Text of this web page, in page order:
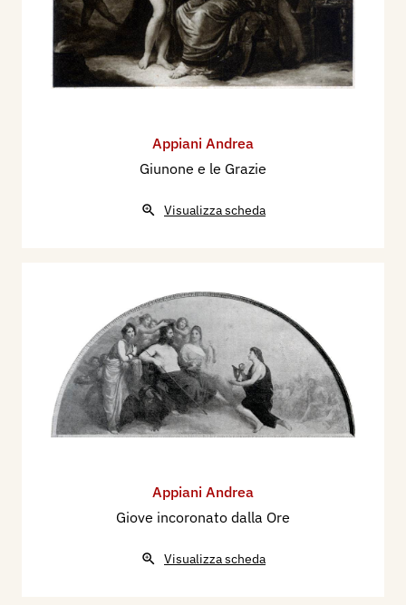
Appiani Andrea
Giunone e le Grazie
Visualizza scheda
Appiani Andrea
Giove incoronato dalla Ore
Visualizza scheda